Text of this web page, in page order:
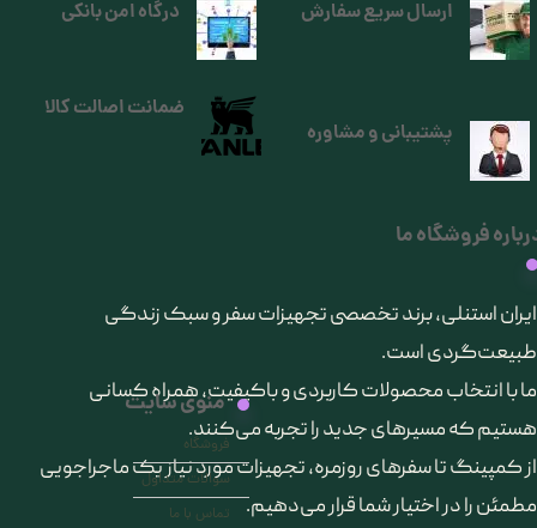
ارسال سریع سفارش
فروشگاه ما
​ایران استنلی، برند تخصصی تجهیزات سفر و سبک زندگی
طبیعت‌گردی است.
ما با انتخاب محصولات کاربردی و باکیفیت، همراه کسانی
هستیم که مسیرهای جدید را تجربه می‌کنند.
از کمپینگ تا سفرهای روزمره، تجهیزات مورد نیاز یک ماجراجویی
مطمئن را در اختیار شما قرار می‌دهیم.
منوی سایت
فروشگاه
سوالات متداول
تماس با ما
درگاه امن بانکی
پشتیبانی و مشاوره
ضمانت اصالت کالا